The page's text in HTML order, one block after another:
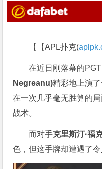
【【APL扑克(
在近日刚落幕的
Negreanu)精彩地上演
在一次几乎毫无胜算的
战术。
而对手克里斯汀·福
色，但这手牌却遭遇了令